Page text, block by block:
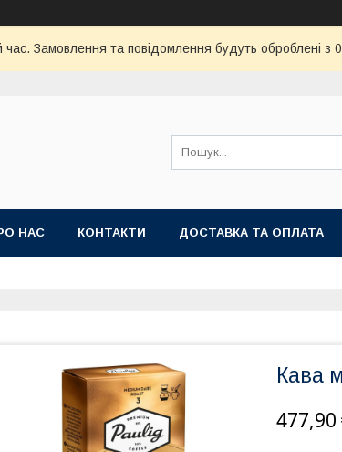
час. Замовлення та повідомлення будуть оброблені
НАС КОНТАКТИ ДОСТАВКА ТА ОПЛАТА
Кава
477,90